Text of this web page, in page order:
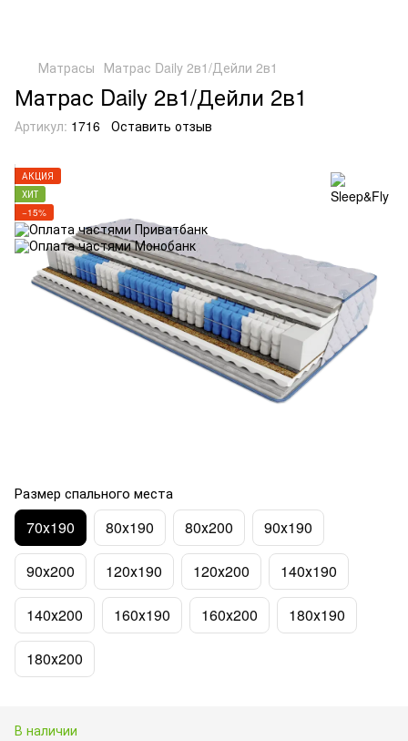
Матрасы Матрас Daily 2в1/Дейли 2в1
Матрас Daily 2в1/Дейли 2в1
Артикул: 1716 Оставить отзыв
АКЦИЯ
ХИТ
−15%
Размер спального места
70х190 80х190 80х200 90х190
90х200 120х190 120х200 140х190
140х200 160х190 160х200 180х190
180х200
В наличии